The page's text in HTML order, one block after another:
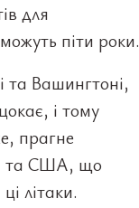
для
піти роки.
та Вашингтоні,
і тому
прагне
та США, що
літаки.